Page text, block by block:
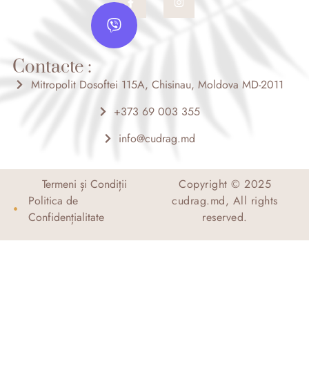
c
b
o
f
s
t
V
i
b
e
Contacte :
Mitropolit Dosoftei 115A, Chisinau, Moldova MD-2011
+373 69 003 355
info@cudrag.md
Termeni și Condiții
Politica de
Confidențialitate
Copyright © 2025
cudrag.md, All rights
reserved.